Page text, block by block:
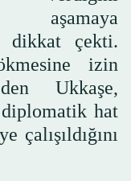
aşamaya
dikkat çekti.
izin
Ukkaşe,
hat
çalışıldığını